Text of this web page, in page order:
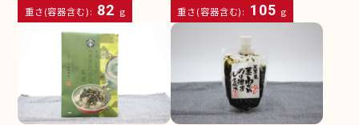
重さ(容器含む): 82 g 重さ(容器含む): 105 g